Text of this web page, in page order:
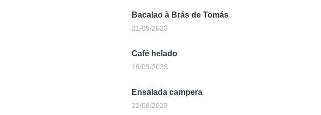
Bacalao à Brás de Tomás
21/09/2023
Café helado
19/09/2023
Ensalada campera
22/08/2023